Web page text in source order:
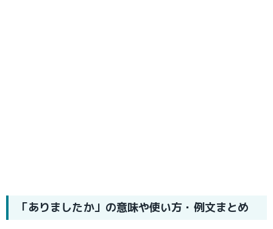
「ありましたか」の意味や使い方・例文まとめ